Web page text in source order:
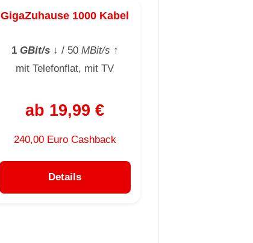
GigaZuhause 1000 Kabel
1GBit/s↓ / 50MBit/s ↑
mit Telefonflat, mit TV
ab 19,99 €
240,00 Euro Cashback
Details